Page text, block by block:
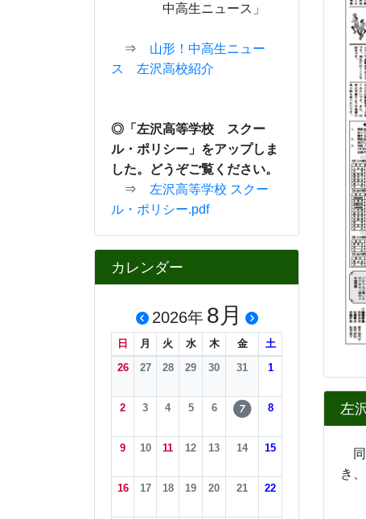
中高生ニュース」
⇒ 山形！中高生ニュー
ス 左沢高校紹介
◎「左沢高等学校 スクー
ル・ポリシー」をアップしま
した。どうぞご覧ください。
⇒ 左沢高等学校 スクー
ル・ポリシー.pdf
カレンダー
2026年 8月
日 月 火 水 木 金
土
26
27 28 29 30 31 1
2 3 4 5 6 7 8
9 10 11 12 13 14 15
16 17 18 19 20 21 22
左
同
き、